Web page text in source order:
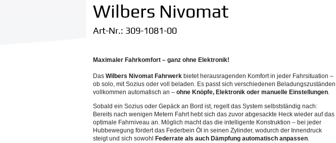
Wilbers Nivomat
Art-Nr.: 309-1081-00
Maximaler Fahrkomfort – ganz ohne Elektronik!
Das Wilbers Nivomat Fahrwerk bietet herausragenden Komfort in jeder Fahrsituation –
ob solo, mit Sozius oder voll beladen. Es passt sich verschiedenen Beladungszuständen
vollkommen automatisch an – ohne Knöpfe, Elektronik oder manuelle Einstellungen.
Sobald ein Sozius oder Gepäck an Bord ist, regelt das System selbstständig nach:
Bereits nach wenigen Metern Fahrt hebt sich das zuvor abgesackte Heck wieder auf das
optimale Fahrniveau an. Möglich macht das die intelligente Konstruktion – bei jeder
Hubbewegung fördert das Federbein Öl in seinen Zylinder, wodurch der Innendruck
steigt und sich sowohl
Federrate als auch Dämpfung automatisch anpassen.